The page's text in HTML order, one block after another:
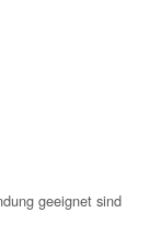
geeignet sind